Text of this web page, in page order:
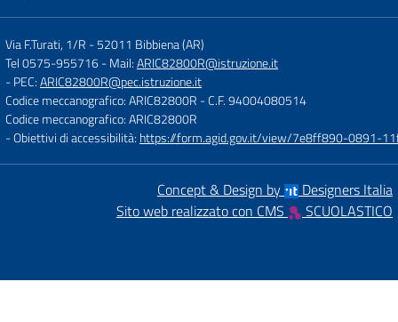
Via F.Turati, 1/R -52011 Bibbiena (AR)
Tel 0575-955716- Mail:ARIC82800R@istruzione.it
- PEC:ARIC82800R@pec.istruzione.it
Codice meccanografico: ARIC82800R - C.F. 94004080514
Codice meccanografico: ARIC82800R
- Obiettivi di accessibilità: https://form.agid.gov.it/view/7e8ff890-0891-
Concept & Design by
Designers Italia
Sito web realizzato con CMS
SCUOLASTICO